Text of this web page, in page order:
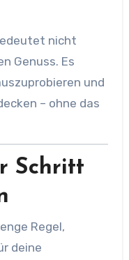
nicht
Genuss. Es
und
– ohne das
Schritt
Regel,
deine